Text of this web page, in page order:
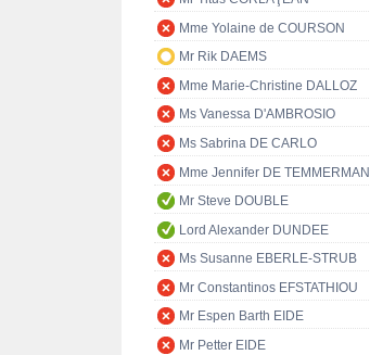
Mme Yolaine de COURSON
Mr Rik DAEMS
Mme Marie-Christine DALLOZ
Ms Vanessa D'AMBROSIO
Ms Sabrina DE CARLO
Mme Jennifer DE TEMMERMAN
Mr Steve DOUBLE
Lord Alexander DUNDEE
Ms Susanne EBERLE-STRUB
Mr Constantinos EFSTATHIOU
Mr Espen Barth EIDE
Mr Petter EIDE